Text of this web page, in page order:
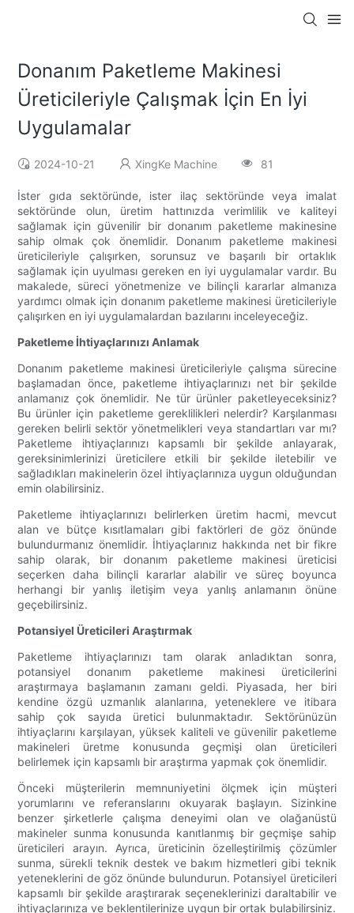
Donanım Paketleme Makinesi
Üreticileriyle Çalışmak İçin En İyi
Uygulamalar
2024-10-21 XingKe Machine 81
İster gıda sektöründe, ister ilaç sektöründe veya imalat
sektöründe olun, üretim hattınızda verimlilik ve kaliteyi
sağlamak için güvenilir bir donanım paketleme makinesine
sahip olmak çok önemlidir. Donanım paketleme makinesi
üreticileriyle çalışırken, sorunsuz ve başarılı bir ortaklık
sağlamak için uyulması gereken en iyi uygulamalar vardır. Bu
makalede, süreci yönetmenize ve bilinçli kararlar almanıza
yardımcı olmak için donanım paketleme makinesi üreticileriyle
çalışırken en iyi uygulamalardan bazılarını inceleyeceğiz.
Paketleme İhtiyaçlarınızı Anlamak
Donanım paketleme makinesi üreticileriyle çalışma sürecine
başlamadan önce, paketleme ihtiyaçlarınızı net bir şekilde
anlamanız çok önemlidir. Ne tür ürünler paketleyeceksiniz?
Bu ürünler için paketleme gereklilikleri nelerdir? Karşılanması
gereken belirli sektör yönetmelikleri veya standartları var mı?
Paketleme ihtiyaçlarınızı kapsamlı bir şekilde anlayarak,
gereksinimlerinizi üreticilere etkili bir şekilde iletebilir ve
sağladıkları makinelerin özel ihtiyaçlarınıza uygun olduğundan
emin olabilirsiniz.
Paketleme ihtiyaçlarınızı belirlerken üretim hacmi, mevcut
alan ve bütçe kısıtlamaları gibi faktörleri de göz önünde
bulundurmanız önemlidir. İhtiyaçlarınız hakkında net bir fikre
sahip olarak, bir donanım paketleme makinesi üreticisi
seçerken daha bilinçli kararlar alabilir ve süreç boyunca
herhangi bir yanlış iletişim veya yanlış anlamanın önüne
geçebilirsiniz.
Potansiyel Üreticileri Araştırmak
Paketleme ihtiyaçlarınızı tam olarak anladıktan sonra,
potansiyel donanım paketleme makinesi üreticilerini
araştırmaya başlamanın zamanı geldi. Piyasada, her biri
kendine özgü uzmanlık alanlarına, yeteneklere ve itibara
sahip çok sayıda üretici bulunmaktadır. Sektörünüzün
ihtiyaçlarını karşılayan, yüksek kaliteli ve güvenilir paketleme
makineleri üretme konusunda geçmişi olan üreticileri
belirlemek için kapsamlı bir araştırma yapmak çok önemlidir.
Önceki müşterilerin memnuniyetini ölçmek için müşteri
yorumlarını ve referanslarını okuyarak başlayın. Sizinkine
benzer şirketlerle çalışma deneyimi olan ve olağanüstü
makineler sunma konusunda kanıtlanmış bir geçmişe sahip
üreticileri arayın. Ayrıca, üreticinin özelleştirilmiş çözümler
sunma, sürekli teknik destek ve bakım hizmetleri gibi teknik
yeteneklerini de göz önünde bulundurun. Potansiyel üreticileri
kapsamlı bir şekilde araştırarak seçeneklerinizi daraltabilir ve
ihtiyaçlarınıza ve beklentilerinize uygun bir ortak bulabilirsiniz.